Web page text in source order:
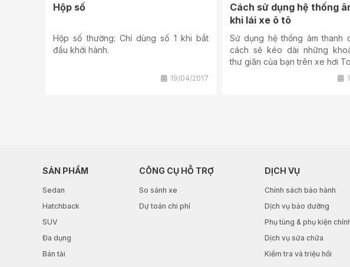
Hộp số
Hộp số thường: Chỉ dùng số 1 khi bắt
đầu khởi hành.
19/04/2017
Cách sử dụng hệ thống
khi lái xe ô tô
Sử dụng hệ thống âm thanh
cách sẽ kéo dài những
thư giãn của bạn trên xe hơi
SẢN PHẨM
Sedan
Hatchback
SUV
Đa dụng
Bán tải
CÔNG CỤ HỖ TRỢ
So sánh xe
Dự toán chi phí
DỊCH VỤ
Chính sách bảo hành
Dịch vụ bảo dưỡng
Phụ tùng & phụ kiện
Dịch vụ sửa chữa
Kiểm tra và triệu hồi